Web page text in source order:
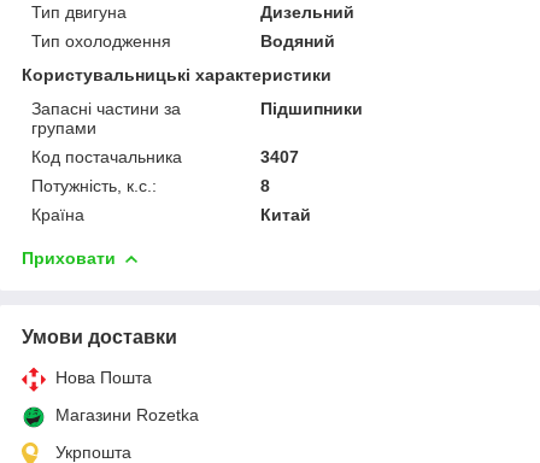
Тип двигуна
Дизельний
Тип охолодження
Водяний
Користувальницькі характеристики
Запасні частини за
групами
Підшипники
Код постачальника
3407
Потужність, к.с.:
8
Країна
Китай
Приховати
Умови доставки
Нова Пошта
Магазини Rozetka
Укрпошта